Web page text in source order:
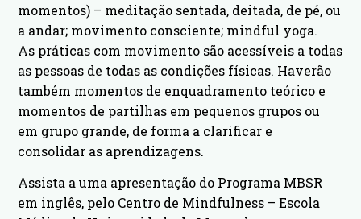
momentos) – meditação sentada, deitada, de pé, ou
a andar; movimento consciente; mindful yoga.
As práticas com movimento são acessíveis a todas
as pessoas de todas as condições físicas. Haverão
também momentos de enquadramento teórico e
momentos de partilhas em pequenos grupos ou
em grupo grande, de forma a clarificar e
consolidar as aprendizagens.
Assista a uma apresentação do Programa MBSR
em inglês, pelo Centro de Mindfulness – Escola